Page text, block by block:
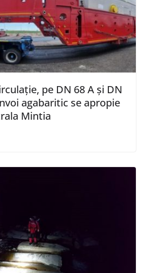
pe DN 68 A și DN
agabaritic se apropie
Mintia